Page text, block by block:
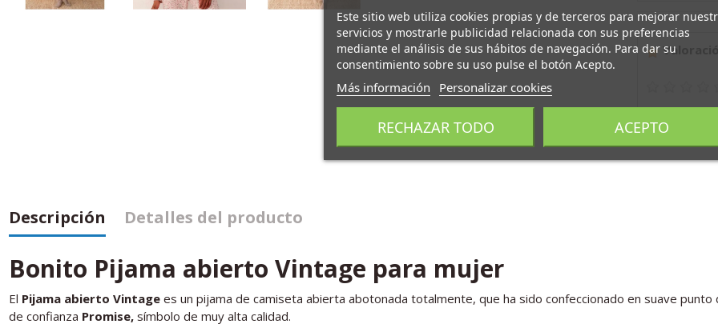
Añadir
Descripción Detalles del producto
Bonito Pijama abierto Vintage para mujer
El Pijama abierto Vintage es un pijama de camiseta abierta abotonada totalmente, que ha sido confeccionado en suave
de confianza Promise, símbolo de muy alta calidad.
Este sitio web utiliza cookies propias y de terceros para mejorar
servicios y mostrarle publicidad relacionada con sus preferencias
mediante el análisis de sus hábitos de navegación. Para dar su
consentimiento sobre su uso pulse el botón Acepto.
Más información Personalizar cookies
RECHAZAR TODO ACEPTO